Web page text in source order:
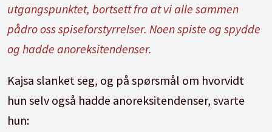
utgangspunktet, bortsett fra at vi alle sammen
pådro oss spiseforstyrrelser. Noen spiste og spydde
og hadde anoreksitendenser.
Kajsa slanket seg, og på spørsmål om hvorvidt
hun selv også hadde anoreksitendenser, svarte
hun: